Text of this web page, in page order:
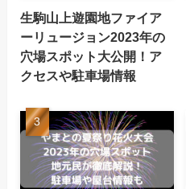
生駒山上遊園地ファイア
ーリュージョン2023年の
穴場スポット大公開！ア
クセスや駐車場情報